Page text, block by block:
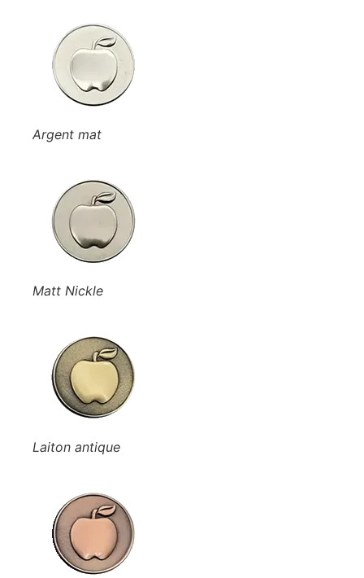
Argent mat
Matt Nickle
Laiton antique